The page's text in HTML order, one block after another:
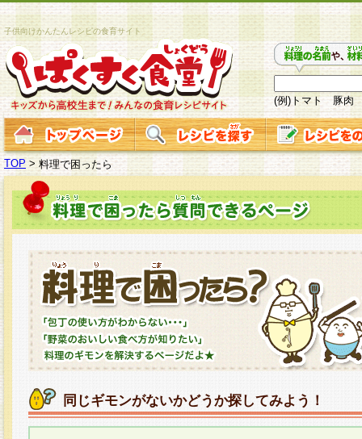
子供向けかんたんレシピの食育サイト
(例)トマト 豚肉
TOP >料理で困ったら
同じギモンがないかどうか探してみよう！